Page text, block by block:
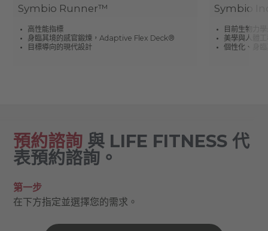
Symbio Runner™
高性能指標
身臨其境的感官鍛煉，Adaptive Flex Deck®
目標導向的現代設計
Symbio
目前生物力
美學與人體
個性化、身
預約諮詢與 LIFE FITNESS 代
表預約諮詢。
第一步
在下方指定並選擇您的需求。